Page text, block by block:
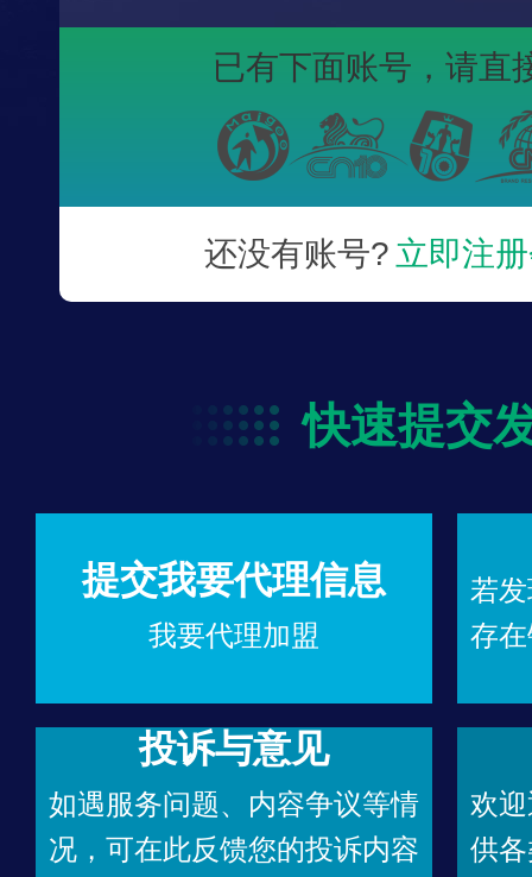
已有下面账号， 请直
还没有账号? 立即注
快速提交
提交我要代理信息
我要代理加盟
若
存
投诉与意见
如遇服务问题、内容争议等情
况，可在此反馈您的投诉内容
欢
供